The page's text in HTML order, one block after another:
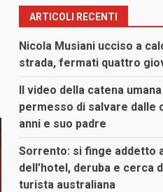
ARTICOLI RECENTI
Nicola Musiani ucciso a
strada, fermati quattro
Il video della catena
permesso di salvare dalle
anni e suo padre
Sorrento: si finge addetto
dell’hotel, deruba e cerca
turista australiana